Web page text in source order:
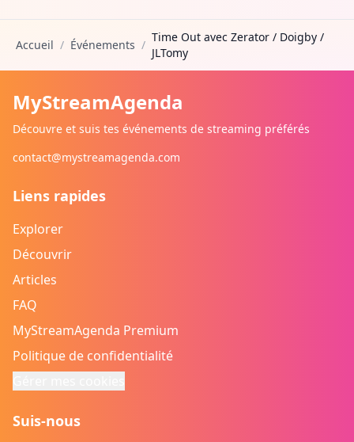
Accueil / Événements /
Time Out avec Zerator / Doigby /
JLTomy
MyStreamAgenda
Découvre et suis tes événements de streaming préférés
contact@mystreamagenda.com
Liens rapides
Explorer
Découvrir
Articles
FAQ
MyStreamAgenda Premium
Politique de confidentialité
Suis-nous